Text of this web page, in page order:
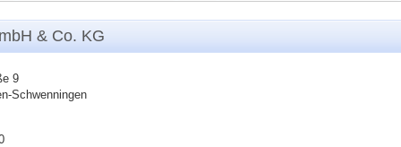
& Co. KG
9
Schwenningen